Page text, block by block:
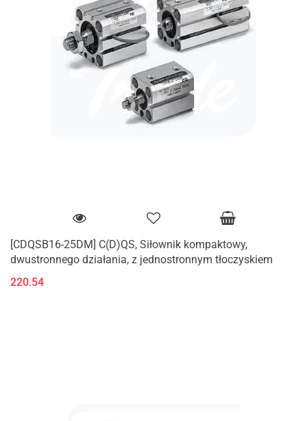
[CDQSB16-25DM] C(D)QS, Siłownik kompaktowy,
dwustronnego działania, z jednostronnym tłoczyskiem
220.54